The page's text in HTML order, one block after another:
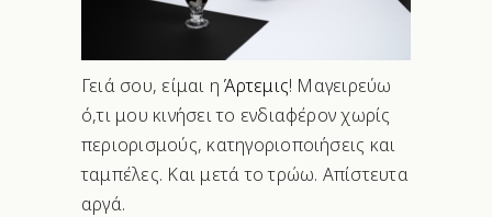
Γειά σου, είμαι ηΆρτεμις! Μαγειρεύω
ό,τι μου κινήσει το ενδιαφέρον χωρίς
περιορισμούς, κατηγοριοποιήσεις και
ταμπέλες. Και μετά το τρώω. Απίστευτα
αργά.